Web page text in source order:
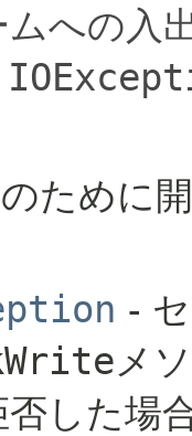
への入
ために
-
メ
した場